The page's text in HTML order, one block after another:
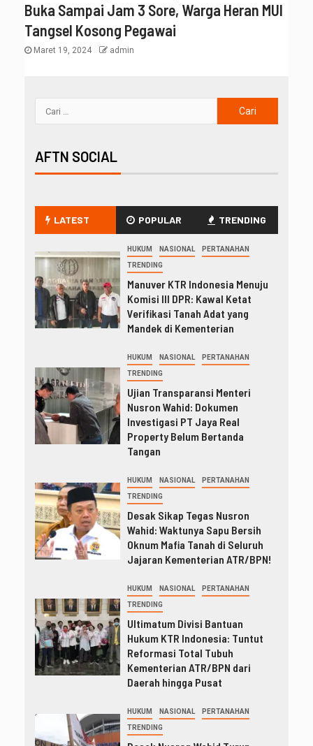
Buka Sampai Jam 3 Sore, Warga Heran MUI
Tangsel Kosong Pegawai
Maret 19, 2024 admin
AFTN SOCIAL
LATEST POPULAR TRENDING
HUKUM NASIONAL PERTANAHAN
TRENDING
Manuver KTR Indonesia Menuju
Komisi III DPR: Kawal Ketat
Verifikasi Tanah Adat yang
Mandek di Kementerian
HUKUM NASIONAL PERTANAHAN
TRENDING
Ujian Transparansi Menteri
Nusron Wahid: Dokumen
Investigasi PT Jaya Real
Property Belum Bertanda
Tangan
HUKUM NASIONAL PERTANAHAN
TRENDING
Desak Sikap Tegas Nusron
Wahid: Waktunya Sapu Bersih
Oknum Mafia Tanah di Seluruh
Jajaran Kementerian ATR/BPN!
HUKUM NASIONAL PERTANAHAN
TRENDING
Ultimatum Divisi Bantuan
Hukum KTR Indonesia: Tuntut
Reformasi Total Tubuh
Kementerian ATR/BPN dari
Daerah hingga Pusat
HUKUM NASIONAL PERTANAHAN
TRENDING